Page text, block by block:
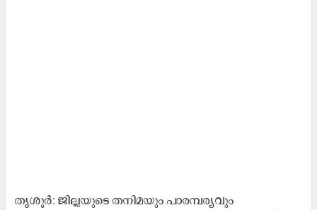
തൃശൂർ: ജില്ലയുടെ തനിമയും പാരമ്പര്യവും